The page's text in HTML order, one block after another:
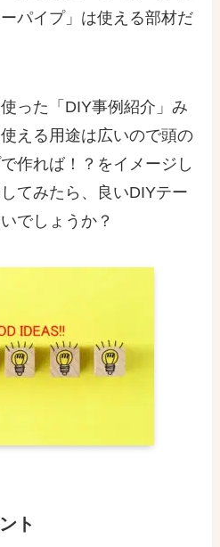
パイプ」は使える部材だ
った「DIY事例紹介」み
使える用途は広いので頭の
作れば！？をイメージし
てみたら、良いDIYテー
でしょうか？
ト